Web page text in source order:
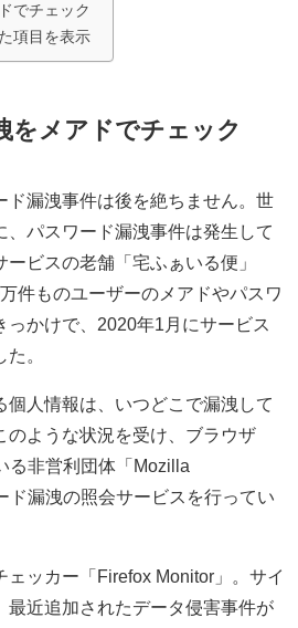
でチェック
項目を表示
をメアドでチェック
ド漏洩事件は後を絶ちません。世
、パスワード漏洩事件は発生して
ビスの老舗「宅ふぁいる便」
件ものユーザーのメアドやパスワ
っかけで、2020年1月にサービス
。
個人情報は、いつどこで漏洩して
のような状況を受け、ブラウザ
る非営利団体「Mozilla
ド漏洩の照会サービスを行ってい
ェッカー「Firefox Monitor」。サイ
最近追加されたデータ侵害事件が